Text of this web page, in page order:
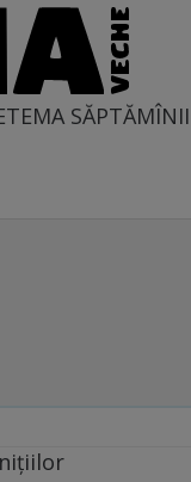
TEMA SĂPTĂMÎNII